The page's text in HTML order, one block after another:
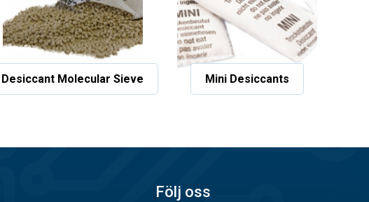
Desiccant Molecular Sieve Mini Desiccants
Följ oss